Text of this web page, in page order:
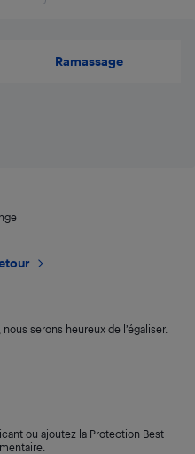
Ramassage
serons heureux de l’égaliser.
ou ajoutez la Protection Best